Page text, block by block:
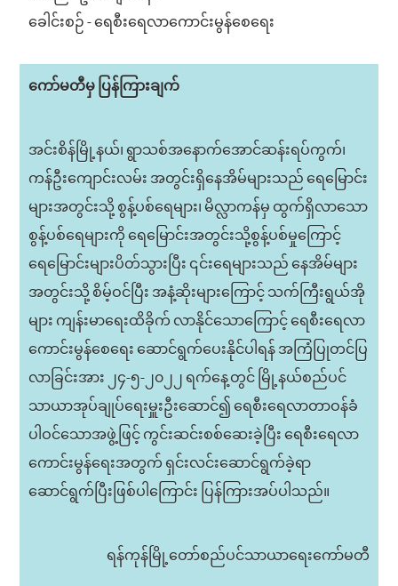
ခေါင်းစဉ် - ရေစီးရေလာကောင်းမွန်စေရေး
ကော်မတီမှ ပြန်ကြားချက်
အင်းစိန်မြို့နယ်၊ ရွာသစ်အနောက်အောင်ဆန်းရပ်ကွက်၊
ကန်ဦးကျောင်းလမ်း အတွင်းရှိနေအိမ်များသည် ရေမြောင်း
များအတွင်းသို့ စွန့်ပစ်ရေများ၊ မိလ္လာကန်မှ ထွက်ရှိလာသော
စွန့်ပစ်ရေများကို ရေမြောင်းအတွင်းသို့စွန့်ပစ်မှုကြောင့်
ရေမြောင်းများပိတ်သွားပြီး ၎င်းရေများသည် နေအိမ်များ
အတွင်းသို့ စိမ့်ဝင်ပြီး အနံ့ဆိုးများကြောင့် သက်ကြီးရွယ်အို
များ ကျန်းမာရေးထိခိုက် လာနိုင်သောကြောင့် ရေစီးရေလာ
ကောင်းမွန်စေရေး ဆောင်ရွက်ပေးနိုင်ပါရန် အကြံပြုတင်ပြ
လာခြင်းအား ၂၄-၅-၂၀၂၂ ရက်နေ့တွင် မြို့နယ်စည်ပင်
သာယာအုပ်ချုပ်ရေးမှူးဦးဆောင်၍ ရေစီးရေလာတာဝန်ခံ
ပါဝင်သောအဖွဲ့ဖြင့် ကွင်းဆင်းစစ်ဆေးခဲ့ပြီး ရေစီးရေလာ
ကောင်းမွန်ရေးအတွက် ရှင်းလင်းဆောင်ရွက်ခဲ့ရာ
ဆောင်ရွက်ပြီးဖြစ်ပါကြောင်း ပြန်ကြားအပ်ပါသည်။
ရန်ကုန်မြို့တော်စည်ပင်သာယာရေးကော်မတီ